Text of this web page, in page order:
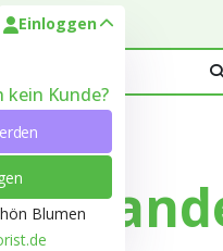
Einloggen
kein Kunde?
Blumen
Lippe